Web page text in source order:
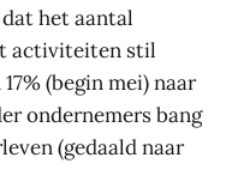
het aantal
activiteiten stil
(begin mei) naar
ondernemers bang
(gedaald naar